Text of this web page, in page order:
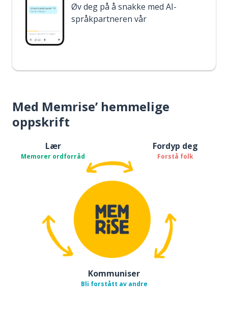
Øv deg på å snakke med AI-
språkpartneren vår
Med Memrise’ hemmelige
oppskrift
Lær
Memorer ordforråd
Fordyp deg
Forstå folk
Kommuniser
Bli forstått av andre